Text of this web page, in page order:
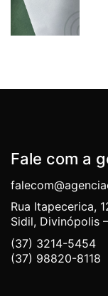
Fale com a
Rua Itapecerica,
Sidil, Divinópolis
(37) 3214-5454
(37) 98820-8118